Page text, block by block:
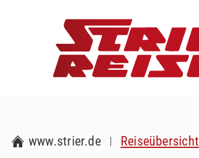
www.strier.de Reiseübersicht